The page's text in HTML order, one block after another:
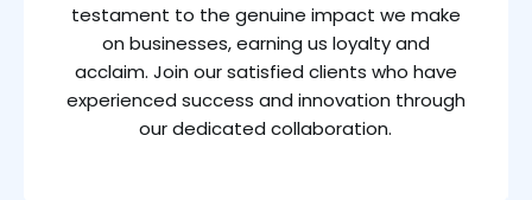
testament to the genuine impact we make
on businesses, earning us loyalty and
acclaim. Join our satisfied clients who have
experienced success and innovation through
our dedicated collaboration.